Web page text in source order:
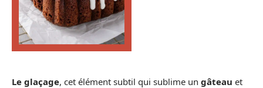
Le glaçage, cet élément subtil qui sublime un gâteau et